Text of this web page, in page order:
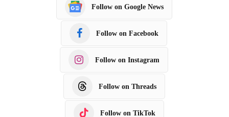
Follow on Google News
Follow on Facebook
Follow on Instagram
Follow on Threads
Follow on TikTok